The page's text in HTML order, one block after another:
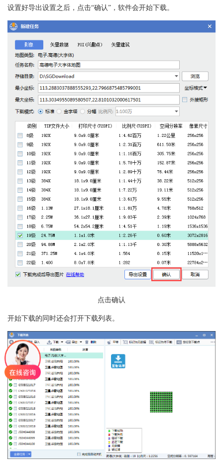
设置好导出设置之后，点击“确认”，软件会开始下载。
点击确认
开始下载的同时还会打开下载列表。